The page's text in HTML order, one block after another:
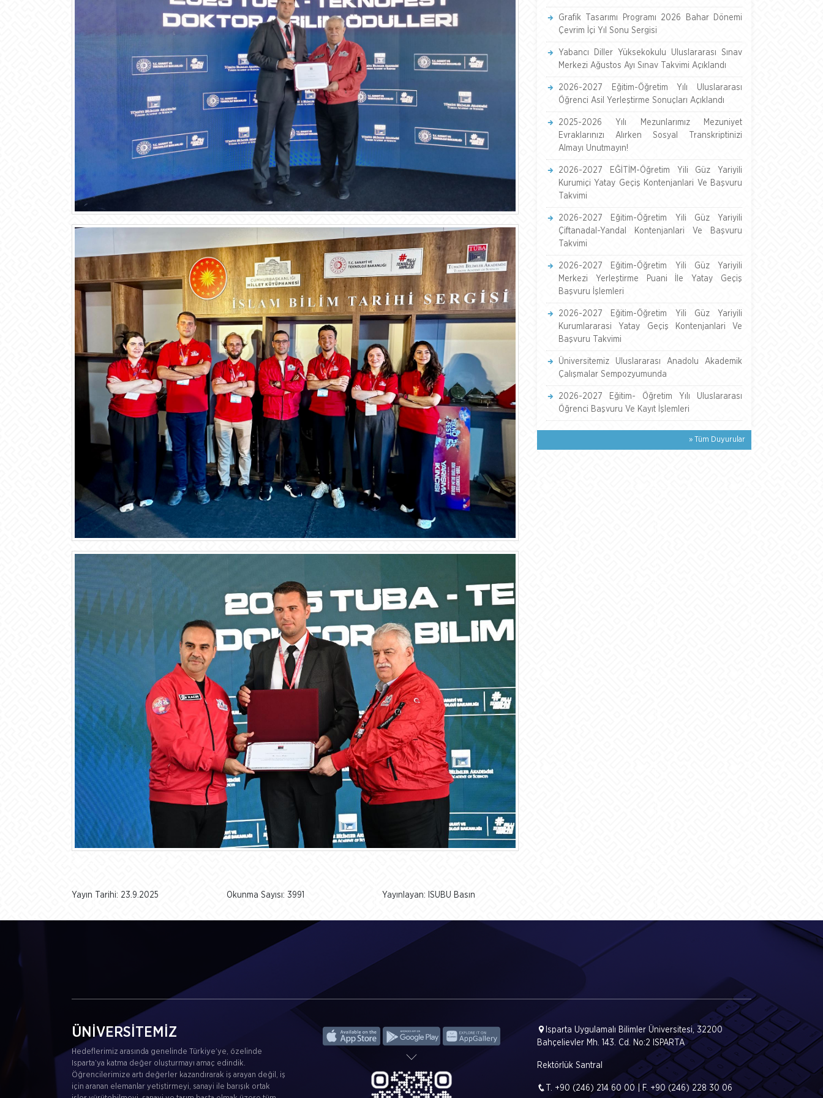
Yayın Tarihi: 23.9.2025 Okunma Sayısı: 3991 Yayınlayan: ISUBU Basın
Grafik Tasarımı Programı 2026 Bahar Dönemi
Çevrim İçi Yıl Sonu Sergisi
Yabancı Diller Yüksekokulu Uluslararası Sınav
Merkezi Ağustos Ayı Sınav Takvimi Açıklandı
2026-2027 Eğitim-Öğretim Yılı Uluslararası
Öğrenci Asil Yerleştirme Sonuçları Açıklandı
2025-2026 Yılı Mezunlarımız Mezuniyet
Evraklarınızı Alırken Sosyal Transkriptinizi
Almayı Unutmayın!
2026-2027 EĞİTİM-Öğretim Yili Güz Yariyili
Kurumiçi Yatay Geçiş Kontenjanlari Ve Başvuru
Takvimi
2026-2027 Eğitim-Öğretim Yili Güz Yariyili
Çiftanadal-Yandal Kontenjanlari Ve Başvuru
Takvimi
2026-2027 Eğitim-Öğretim Yili Güz Yariyili
Merkezi Yerleştirme Puani İle Yatay Geçiş
Başvuru İşlemleri
2026-2027 Eğitim-Öğretim Yili Güz Yariyili
Kurumlararasi Yatay Geçiş Kontenjanlari Ve
Başvuru Takvimi
Üniversitemiz Uluslararası Anadolu Akademik
Çalışmalar Sempozyumunda
2026-2027 Eğitim- Öğretim Yılı Uluslararası
Öğrenci Başvuru Ve Kayıt İşlemleri
» Tüm Duyurular
ÜNİVERSİTEMİZ
Hedeflerimiz arasında genelinde Türkiye’ye, özelinde
Isparta’ya katma değer oluşturmayı amaç edindik.
Öğrencilerimize artı değerler kazandırarak iş arayan değil, iş
için aranan elemanlar yetiştirmeyi, sanayi ile barışık ortak
Isparta Uygulamalı Bilimler Üniversitesi, 32200
Bahçelievler Mh. 143. Cd. No:2 ISPARTA
Rektörlük Santral
T. +90 (246) 214 60 00 | F. +90 (246) 228 30 06